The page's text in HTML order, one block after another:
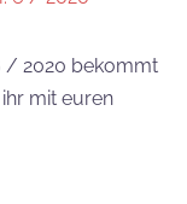
/ 2020 bekommt
mit euren